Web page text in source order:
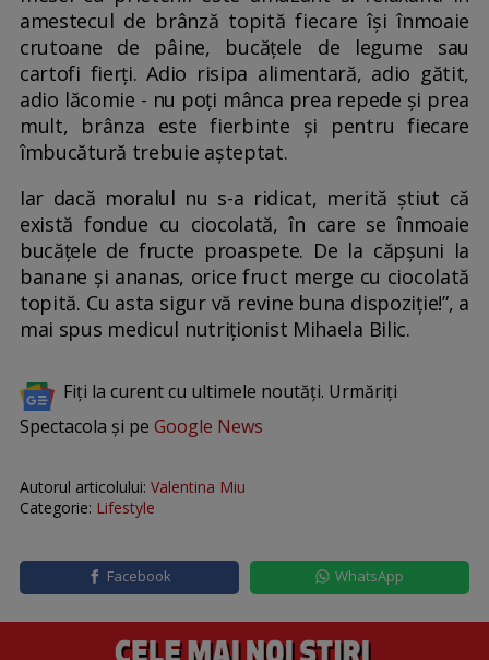
amestecul de brânză topită fiecare își înmoaie
crutoane de pâine, bucățele de legume sau
cartofi fierți. Adio risipa alimentară, adio gătit,
adio lăcomie - nu poți mânca prea repede și prea
mult, brânza este fierbinte și pentru fiecare
îmbucătură trebuie așteptat.
Iar dacă moralul nu s-a ridicat, merită știut că
există fondue cu ciocolată, în care se înmoaie
bucățele de fructe proaspete. De la căpșuni la
banane și ananas, orice fruct merge cu ciocolată
topită. Cu asta sigur vă revine buna dispoziție!”, a
mai spus medicul nutriționist Mihaela Bilic.
Fiți la curent cu ultimele noutăți. Urmăriți
Spectacola și pe Google News
Autorul articolului: Valentina Miu
Categorie: Lifestyle
Facebook WhatsApp